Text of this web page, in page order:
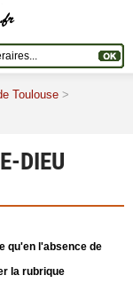
Toulouse >
DIEU
qu'en l'absence de
la rubrique